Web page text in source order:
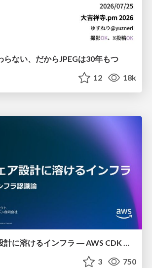
らない、だからJPEGは30年もつ
12 18k
ソフトウェア設計に溶けるインフラ ― AWS CDK のインフラ認識論
3 750